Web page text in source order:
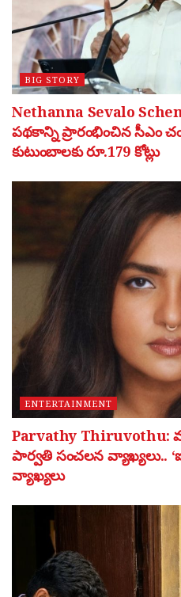
BIG STORY
Nethanna Sevalo
పథకాన్ని ప్రారంభించిన సీఎం
కుటుంబాలకు రూ.179 కోట్లు
ENTERTAINMENT
Parvathy
పార్వతి సంచలన వ్యాఖ్యలు..
వ్యాఖ్యలు